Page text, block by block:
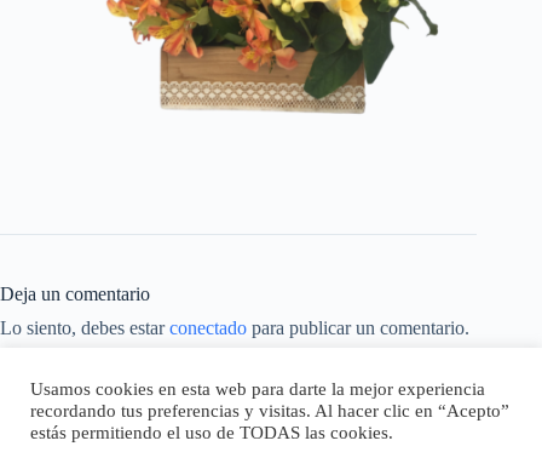
Deja un comentario
Lo siento, debes estarconectado para publicar un comentario.
Este sitio usa Akismet para reducir el spam.Aprende cómo se
procesan los datos de tus comentarios.
Usamos cookies en esta web para darte la mejor experiencia
recordando tus preferencias y visitas. Al hacer clic en “Acepto”
estás permitiendo el uso de TODAS las cookies.